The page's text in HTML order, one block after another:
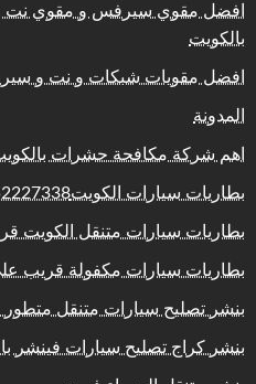
افضل مقوي سيرفس و مقوي نت
بالكويت
افضل مقويات شبكات و نت و
المدونة
اهم شركة مكافحة حشرات
بطاريات سيارات الكويت52227338
بطاريات سيارات متنقل الكويت
بطاريات سيارات مكفولة قريب
بنشر تصليح سيارات متنقل متطور على
بنشر كراج تصليح سيارات فينشر